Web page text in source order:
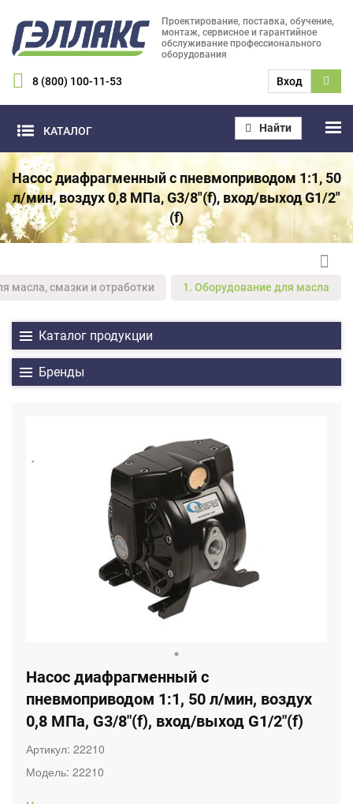
Проектирование, поставка, обучение,
монтаж, сервисное и гарантийное
обслуживание профессионального
оборудования
8 (800) 100-11-53 Вход
КАТАЛОГ Найти
Насос диафрагменный с пневмоприводом 1:1, 50
л/мин, воздух 0,8 МПа, G3/8"(f), вход/выход G1/2"
(f)
масла, смазки и отработки 1. Оборудование для масла
Каталог продукции
Бренды
Насос диафрагменный с
пневмоприводом 1:1, 50 л/мин, воздух
0,8 МПа, G3/8"(f), вход/выход G1/2"(f)
Артикул: 22210
Модель: 22210